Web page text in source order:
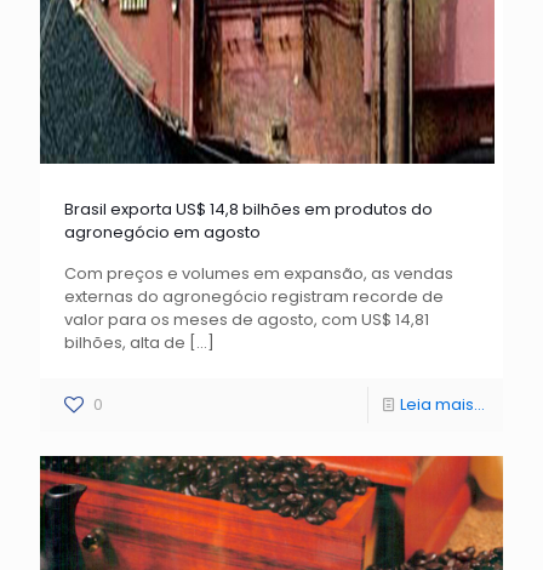
Brasil exporta US$ 14,8 bilhões em produtos do
agronegócio em agosto
Com preços e volumes em expansão, as vendas
externas do agronegócio registram recorde de
valor para os meses de agosto, com US$ 14,81
bilhões, alta de […]
0 Leia mais...